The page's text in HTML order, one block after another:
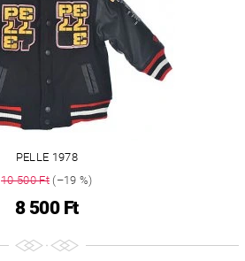
PELLE 1978
10 500 Ft(–19 %)
8 500 Ft